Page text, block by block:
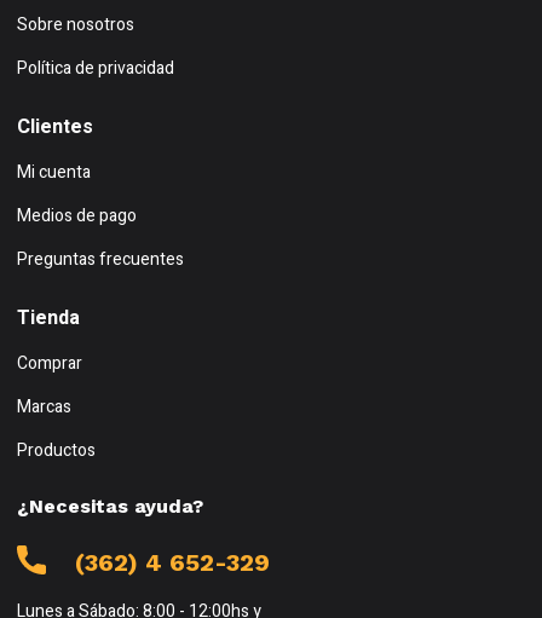
Sobre nosotros
Política de privacidad
Clientes
Mi cuenta
Medios de pago
Preguntas frecuentes
Tienda
Comprar
Marcas
Productos
¿Necesitas ayuda?
(362) 4 652-329
Lunes a Sábado: 8:00 - 12:00hs y